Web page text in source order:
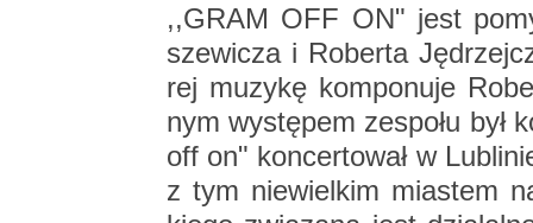
,,GRAM OFF ON" jest
sze­wi­cza i Ro­ber­ta
rej mu­zy­kę kom­po­nu­je
nym wy­stę­pem ze­spo­łu był
off on" kon­cer­to­wał w
z tym nie­wiel­kim mia­stem